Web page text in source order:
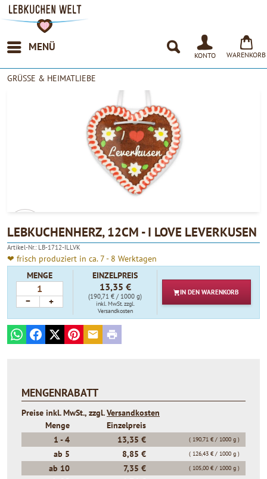
MENÜ
KONTO WARENKORB
GRÜSSE & HEIMATLIEBE
4.90
LEBKUCHENHERZ, 12CM - I LOVE LEVERKUSEN
Artikel-Nr.: LB-1712-ILLVK
❤ frisch produziert in ca. 7 - 8 Werktagen
MENGE
− +
EINZELPREIS
13,35 €
(190,71 € / 1000 g)
inkl. MwSt.zzgl.
Versandkosten
IN DEN WARENKORB
WhatsAppFacebook
X PinterestE-mailPrint
MENGENRABATT
Preise inkl. MwSt., zzgl.Versandkosten
Menge
Einzelpreis
1 -4 13,35 € ( 190,71 € / 1000 g )
ab 5 8,85 € ( 126,43 € / 1000 g )
ab 10 7,35 € ( 105,00 € / 1000 g )